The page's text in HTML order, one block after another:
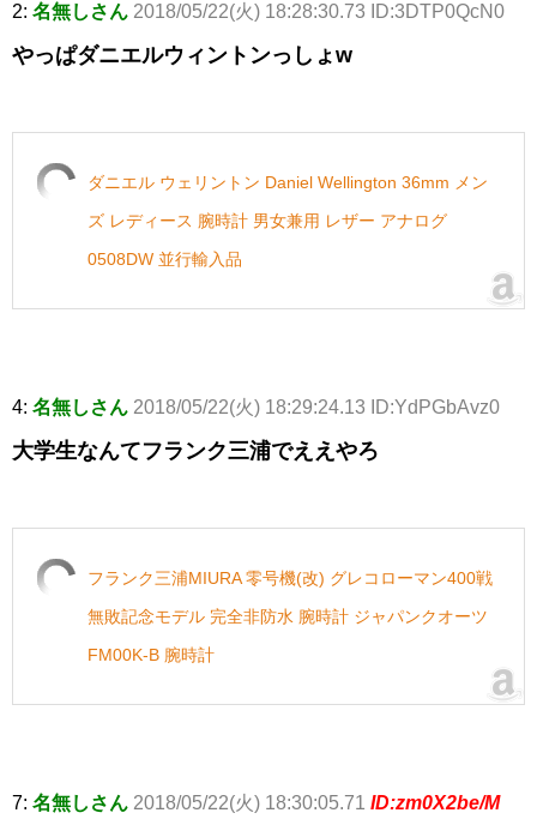
2: 名無しさん 2018/05/22(火) 18:28:30.73 ID:3DTP0QcN0
やっぱダニエルウィントンっしょw
ダニエル ウェリントン Daniel Wellington 36mm メン
ズ レディース 腕時計 男女兼用 レザー アナログ
0508DW 並行輸入品
4: 名無しさん 2018/05/22(火) 18:29:24.13 ID:YdPGbAvz0
大学生なんてフランク三浦でええやろ
フランク三浦MIURA 零号機(改) グレコローマン400戦
無敗記念モデル 完全非防水 腕時計 ジャパンクオーツ
FM00K-B 腕時計
7: 名無しさん 2018/05/22(火) 18:30:05.71 ID:zm0X2be/M